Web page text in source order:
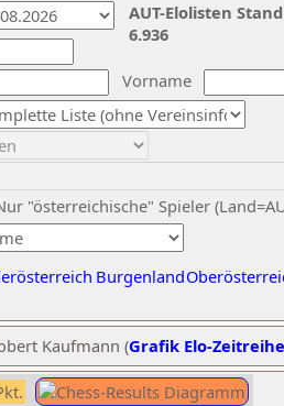
Vorname
"österreichische" Spieler
Burgenland
AUT-Elolisten
6.936
Kaufmann (Grafik Elo-Zeitreihe